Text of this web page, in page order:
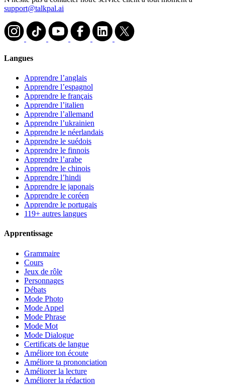
support@talkpal.ai
Langues
Apprendre l’anglais
Apprendre l’espagnol
Apprendre le français
Apprendre l’italien
Apprendre l’allemand
Apprendre l’ukrainien
Apprendre le néerlandais
Apprendre le suédois
Apprendre le finnois
Apprendre l’arabe
Apprendre le chinois
Apprendre l’hindi
Apprendre le japonais
Apprendre le coréen
Apprendre le portugais
119+ autres langues
Apprentissage
Grammaire
Cours
Jeux de rôle
Personnages
Débats
Mode Photo
Mode Appel
Mode Phrase
Mode Mot
Mode Dialogue
Certificats de langue
Améliore ton écoute
Améliore ta prononciation
Améliorer la lecture
Améliorer la rédaction